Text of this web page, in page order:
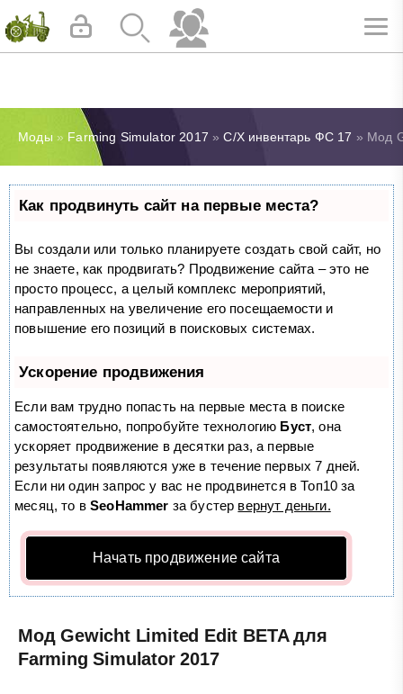
Моды » Farming Simulator 2017 »С/Х инвентарь ФС 17 » Мод
Как продвинуть сайт на первые места?
Вы создали или только планируете создать свой сайт, но
не знаете, как продвигать? Продвижение сайта – это не
просто процесс, а целый комплекс мероприятий,
направленных на увеличение его посещаемости и
повышение его позиций в поисковых системах.
Ускорение продвижения
Если вам трудно попасть на первые места в поиске
самостоятельно, попробуйте технологию Буст, она
ускоряет продвижение в десятки раз, а первые
результаты появляются уже в течение первых 7 дней.
Если ни один запрос у вас не продвинется в Топ10 за
месяц, то вSeoHammer за бустер вернут деньги.
Начать продвижение сайта
Мод Gewicht Limited Edit BETA для
Farming Simulator 2017